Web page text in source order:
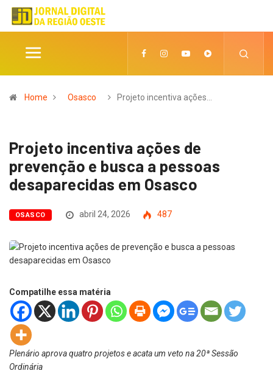
Home Osasco Projeto incentiva ações…
Projeto incentiva ações de
prevenção e busca a pessoas
desaparecidas em Osasco
OSASCO abril 24, 2026 487
Compatilhe essa matéria
Plenário aprova quatro projetos e acata um veto na 20ª Sessão
Ordinária